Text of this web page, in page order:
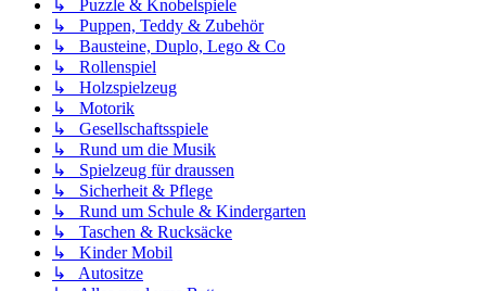
↳ Puzzle & Knobelspiele
↳ Puppen, Teddy & Zubehör
↳ Bausteine, Duplo, Lego & Co
↳ Rollenspiel
↳ Holzspielzeug
↳ Motorik
↳ Gesellschaftsspiele
↳ Rund um die Musik
↳ Spielzeug für draussen
↳ Sicherheit & Pflege
↳ Rund um Schule & Kindergarten
↳ Taschen & Rucksäcke
↳ Kinder Mobil
↳ Autositze